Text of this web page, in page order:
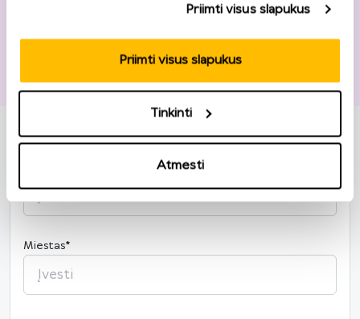
Priimti visus slapukus
Priimti visus slapukus
Tinkinti
Atmesti
Šalis*
Miestas*